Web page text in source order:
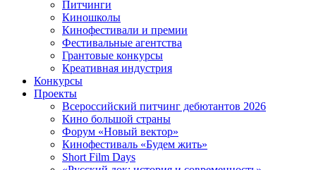
Питчинги
Киношколы
Кинофестивали и премии
Фестивальные агентства
Грантовые конкурсы
Креативная индустрия
Конкурсы
Проекты
Всероссийский питчинг дебютантов 2026
Кино большой страны
Форум «Новый вектор»
Кинофестиваль «Будем жить»
Short Film Days